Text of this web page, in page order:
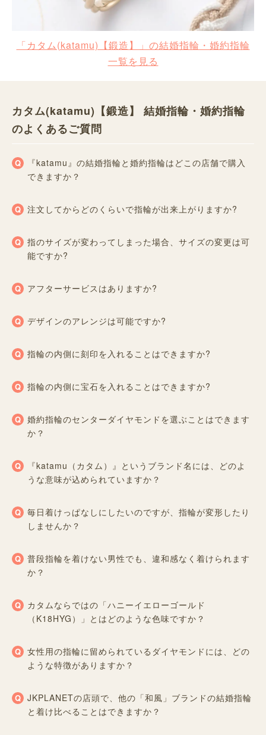
「カタム(katamu)【鍛造】」の結婚指輪・婚約指輪
一覧を見る
カタム(katamu)【鍛造】 結婚指輪・婚約指輪
のよくあるご質問
『katamu』の結婚指輪と婚約指輪はどこの店舗で購入
できますか？
注文してからどのくらいで指輪が出来上がりますか?
指のサイズが変わってしまった場合、サイズの変更は可
能ですか?
アフターサービスはありますか?
デザインのアレンジは可能ですか?
指輪の内側に刻印を入れることはできますか?
指輪の内側に宝石を入れることはできますか?
婚約指輪のセンターダイヤモンドを選ぶことはできます
か？
『katamu（カタム）』というブランド名には、どのよ
うな意味が込められていますか？
毎日着けっぱなしにしたいのですが、指輪が変形したり
しませんか？
普段指輪を着けない男性でも、違和感なく着けられます
か？
カタムならではの「ハニーイエローゴールド
（K18HYG）」とはどのような色味ですか？
女性用の指輪に留められているダイヤモンドには、どの
ような特徴がありますか？
JKPLANETの店頭で、他の「和風」ブランドの結婚指輪
と着け比べることはできますか？